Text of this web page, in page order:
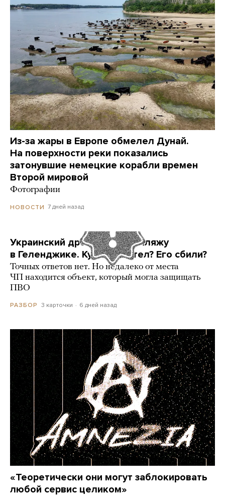
Из-за жары в Европе обмелел Дунай.
На поверхности реки показались
затонувшие немецкие корабли времен
Второй мировой
Фотографии
НОВОСТИ 7 дней назад
Украинский дрон попал по пляжу
в Геленджике. Куда он летел? Его сбили?
Точных ответов нет. Но недалеко от места
ЧП находится объект, который могла защищать
ПВО
РАЗБОР 3 карточки 6 дней назад
«Теоретически они могут заблокировать
любой сервис целиком»